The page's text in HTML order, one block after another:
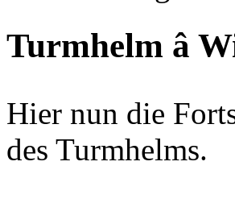
Turmhelm â
Hier nun die
des Turmhelms.